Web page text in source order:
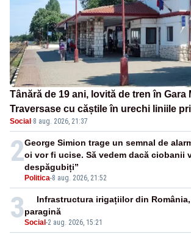
Tânără de 19 ani, lovită de tren în Gara
Traversase cu căștile în urechi liniile
nepermis
Social ·8 aug. 2026, 21:37
2
Politica-8 aug. 2026, 21:52
George Simion trage un semnal de
oi vor fi ucise. Să vedem dacă ciobanii
despăgubiți”
3Social -2 aug. 2026, 15:21
Infrastructura irigațiilor din
paragină